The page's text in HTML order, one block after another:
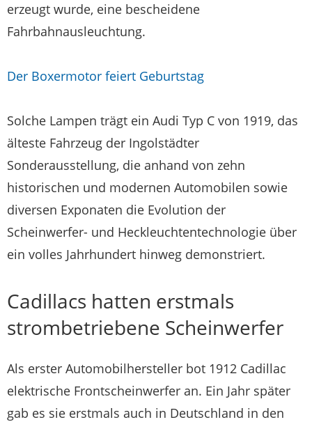
erzeugt wurde, eine bescheidene
Fahrbahnausleuchtung.
Der Boxermotor feiert Geburtstag
Solche Lampen trägt ein Audi Typ C von 1919, das
älteste Fahrzeug der Ingolstädter
Sonderausstellung, die anhand von zehn
historischen und modernen Automobilen sowie
diversen Exponaten die Evolution der
Scheinwerfer- und Heckleuchtentechnologie über
ein volles Jahrhundert hinweg demonstriert.
Cadillacs hatten erstmals
strombetriebene Scheinwerfer
Als erster Automobilhersteller bot 1912 Cadillac
elektrische Frontscheinwerfer an. Ein Jahr später
gab es sie erstmals auch in Deutschland in den